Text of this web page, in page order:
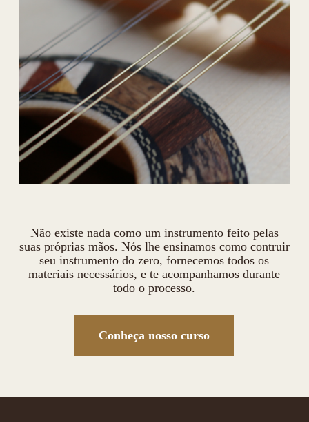
Não existe nada como um instrumento feito pelas
suas próprias mãos. Nós lhe ensinamos como contruir
seu instrumento do zero, fornecemos todos os
materiais necessários, e te acompanhamos durante
todo o processo.
Conheça nosso curso